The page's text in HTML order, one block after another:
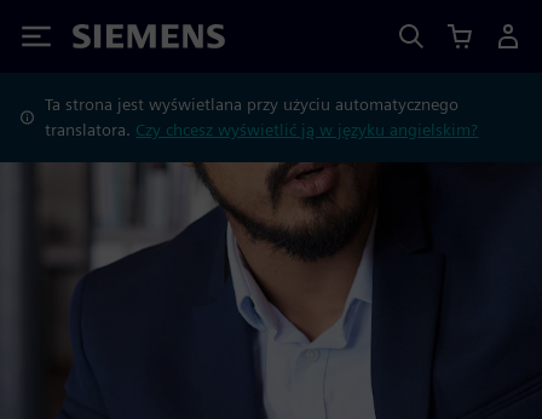
Siemens
Ta strona jest wyświetlana przy użyciu automatycznego
translatora. Czy chcesz wyświetlić ją w języku angielskim?